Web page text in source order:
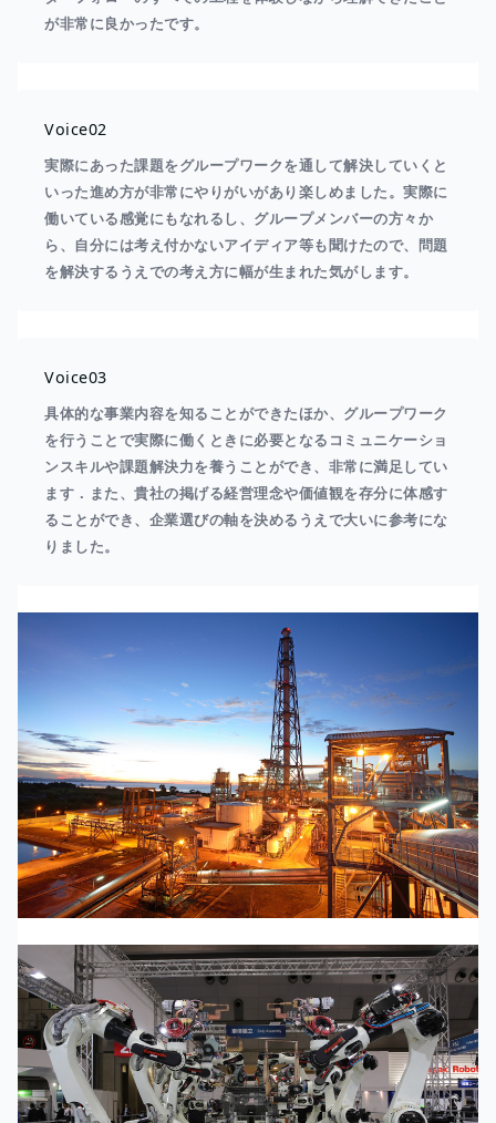
が非常に良かったです。
Voice02
実際にあった課題をグループワークを通して解決していくと
いった進め方が非常にやりがいがあり楽しめました。実際に
働いている感覚にもなれるし、グループメンバーの方々か
ら、自分には考え付かないアイディア等も聞けたので、問題
を解決するうえでの考え方に幅が生まれた気がします。
Voice03
具体的な事業内容を知ることができたほか、グループワーク
を行うことで実際に働くときに必要となるコミュニケーショ
ンスキルや課題解決力を養うことができ、非常に満足してい
ます．また、貴社の掲げる経営理念や価値観を存分に体感す
ることができ、企業選びの軸を決めるうえで大いに参考にな
りました。